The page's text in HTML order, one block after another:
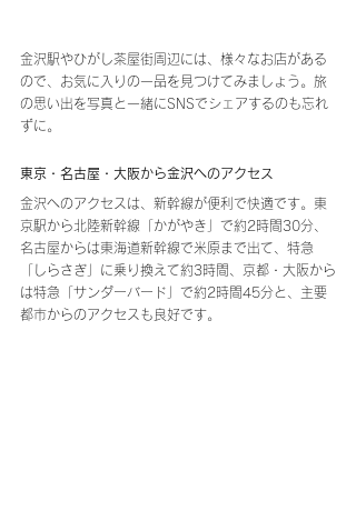
金沢駅やひがし茶屋街周辺には、様々なお店がある
ので、お気に入りの一品を見つけてみましょう。旅
の思い出を写真と一緒にSNSでシェアするのも忘れ
ずに。
東京・名古屋・大阪から金沢へのアクセス
金沢へのアクセスは、新幹線が便利で快適です。東
京駅から北陸新幹線「かがやき」で約2時間30分、
名古屋からは東海道新幹線で米原まで出て、特急
「しらさぎ」に乗り換えて約3時間、京都・大阪から
は特急「サンダーバード」で約2時間45分と、主要
都市からのアクセスも良好です。